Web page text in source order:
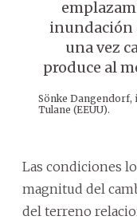
inundación
una vez
produce al
Sönke Dangendorf,
Tulane (EEUU).
Las condiciones
magnitud del
del terreno